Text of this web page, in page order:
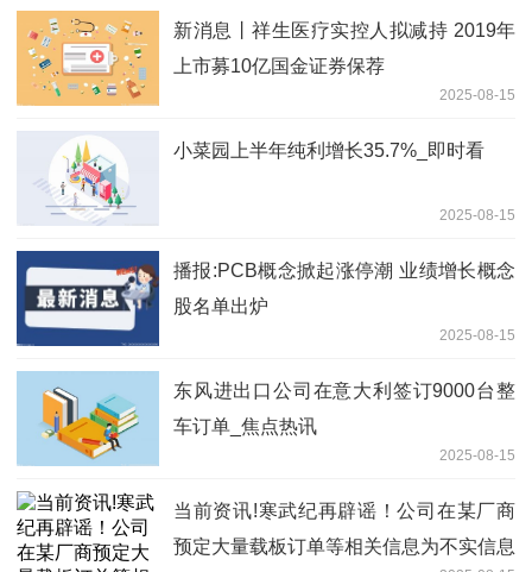
新消息丨祥生医疗实控人拟减持 2019年
上市募10亿国金证券保荐
2025-08-15
小菜园上半年纯利增长35.7%_即时看
2025-08-15
播报:PCB概念掀起涨停潮 业绩增长概念
股名单出炉
2025-08-15
东风进出口公司在意大利签订9000台整
车订单_焦点热讯
2025-08-15
当前资讯!寒武纪再辟谣！公司在某厂商
预定大量载板订单等相关信息为不实信息